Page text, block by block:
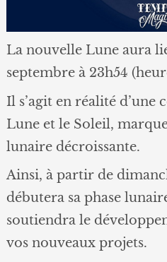
La nouvelle Lune aura
septembre à 23h54
Il s’agit en réalité
Lune et le Soleil,
lunaire décroissante.
Ainsi, à partir de
débutera sa phase
soutiendra le
vos nouveaux projets.